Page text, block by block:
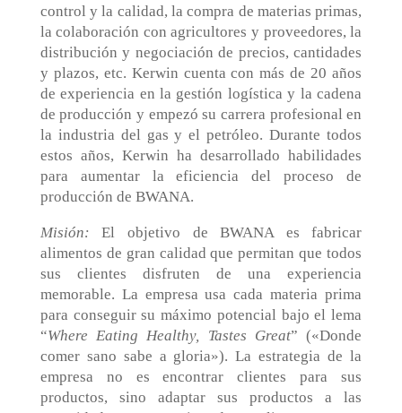
control y la calidad, la compra de materias primas,
la colaboración con agricultores y proveedores, la
distribución y negociación de precios, cantidades
y plazos, etc. Kerwin cuenta con más de 20 años
de experiencia en la gestión logística y la cadena
de producción y empezó su carrera profesional en
la industria del gas y el petróleo. Durante todos
estos años, Kerwin ha desarrollado habilidades
para aumentar la eficiencia del proceso de
producción de BWANA.
Misión:El objetivo de BWANA es fabricar
alimentos de gran calidad que permitan que todos
sus clientes disfruten de una experiencia
memorable. La empresa usa cada materia prima
para conseguir su máximo potencial bajo el lema
“Where Eating Healthy, Tastes Great” («Donde
comer sano sabe a gloria»). La estrategia de la
empresa no es encontrar clientes para sus
productos, sino adaptar sus productos a las